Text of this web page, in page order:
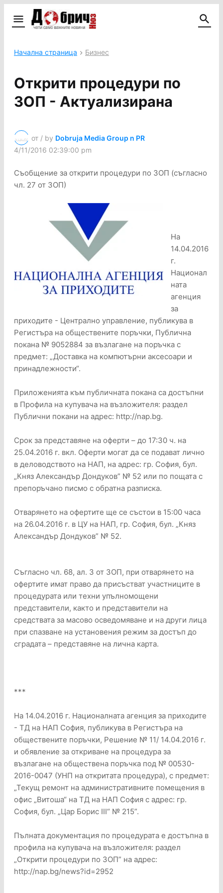
Начална страница Бизнес
Открити процедури по
ЗОП - Актуализирана
от / by Dobruja Media Group n PR
4/11/2016 02:39:00 pm
Съобщение за открити процедури по ЗОП (съгласно
чл. 27 от ЗОП)
На
14.04.2016
г.
Национал
ната
агенция
за
приходите - Централно управление, публикува в
Регистъра на обществените поръчки, Публична
покана № 9052884 за възлагане на поръчка с
предмет: „Доставка на компютърни аксесоари и
принадлежности“.
Приложенията към публичната покана са достъпни
в Профила на купувача на възложителя: раздел
Публични покани на адрес: http://nap.bg.
Срок за представяне на оферти – до 17:30 ч. на
25.04.2016 г. вкл. Оферти могат да се подават лично
в деловодството на НАП, на адрес: гр. София, бул.
„Княз Александър Дондуков” № 52 или по пощата с
препоръчано писмо с обратна разписка.
Отварянето на офертите ще се състои в 15:00 часа
на 26.04.2016 г. в ЦУ на НАП, гр. София, бул. „Княз
Александър Дондуков” № 52.
Съгласно чл. 68, ал. 3 от ЗОП, при отварянето на
офертите имат право да присъстват участниците в
процедурата или техни упълномощени
представители, както и представители на
средствата за масово осведомяване и на други лица
при спазване на установения режим за достъп до
сградата – представяне на лична карта.
***
На 14.04.2016 г. Националната агенция за приходите
- ТД на НАП София, публикува в Регистъра на
обществените поръчки, Решение № 11/ 14.04.2016 г.
и обявление за откриване на процедура за
възлагане на обществена поръчка под № 00530-
2016-0047 (УНП на откритата процедура), с предмет:
„Текущ ремонт на административните помещения в
офис „Витоша“ на ТД на НАП София с адрес: гр.
София, бул. „Цар Борис III“ № 215”.
Пълната документация по процедурата е достъпна в
профила на купувача на възложителя: раздел
„Открити процедури по ЗОП” на адрес:
http://nap.bg/news?id=2952